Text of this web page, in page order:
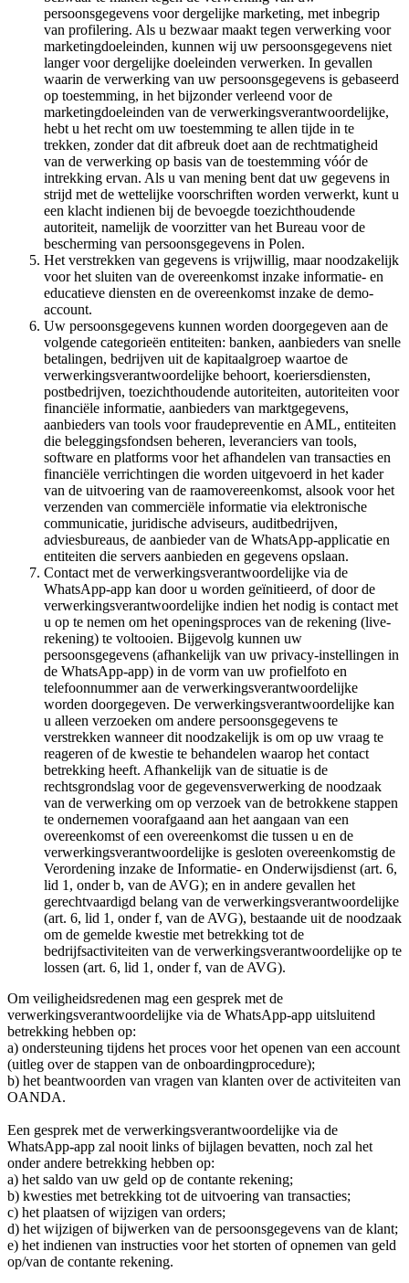
persoonsgegevens voor dergelijke marketing, met inbegrip
van profilering. Als u bezwaar maakt tegen verwerking voor
marketingdoeleinden, kunnen wij uw persoonsgegevens niet
langer voor dergelijke doeleinden verwerken. In gevallen
waarin de verwerking van uw persoonsgegevens is gebaseerd
op toestemming, in het bijzonder verleend voor de
marketingdoeleinden van de verwerkingsverantwoordelijke,
hebt u het recht om uw toestemming te allen tijde in te
trekken, zonder dat dit afbreuk doet aan de rechtmatigheid
van de verwerking op basis van de toestemming vóór de
intrekking ervan. Als u van mening bent dat uw gegevens in
strijd met de wettelijke voorschriften worden verwerkt, kunt u
een klacht indienen bij de bevoegde toezichthoudende
autoriteit, namelijk de voorzitter van het Bureau voor de
bescherming van persoonsgegevens in Polen.
Het verstrekken van gegevens is vrijwillig, maar noodzakelijk
voor het sluiten van de overeenkomst inzake informatie- en
educatieve diensten en de overeenkomst inzake de demo-
account.
Uw persoonsgegevens kunnen worden doorgegeven aan de
volgende categorieën entiteiten: banken, aanbieders van snelle
betalingen, bedrijven uit de kapitaalgroep waartoe de
verwerkingsverantwoordelijke behoort, koeriersdiensten,
postbedrijven, toezichthoudende autoriteiten, autoriteiten voor
financiële informatie, aanbieders van marktgegevens,
aanbieders van tools voor fraudepreventie en AML, entiteiten
die beleggingsfondsen beheren, leveranciers van tools,
software en platforms voor het afhandelen van transacties en
financiële verrichtingen die worden uitgevoerd in het kader
van de uitvoering van de raamovereenkomst, alsook voor het
verzenden van commerciële informatie via elektronische
communicatie, juridische adviseurs, auditbedrijven,
adviesbureaus, de aanbieder van de WhatsApp-applicatie en
entiteiten die servers aanbieden en gegevens opslaan.
Contact met de verwerkingsverantwoordelijke via de
WhatsApp-app kan door u worden geïnitieerd, of door de
verwerkingsverantwoordelijke indien het nodig is contact met
u op te nemen om het openingsproces van de rekening (live-
rekening) te voltooien. Bijgevolg kunnen uw
persoonsgegevens (afhankelijk van uw privacy-instellingen in
de WhatsApp-app) in de vorm van uw profielfoto en
telefoonnummer aan de verwerkingsverantwoordelijke
worden doorgegeven. De verwerkingsverantwoordelijke kan
u alleen verzoeken om andere persoonsgegevens te
verstrekken wanneer dit noodzakelijk is om op uw vraag te
reageren of de kwestie te behandelen waarop het contact
betrekking heeft. Afhankelijk van de situatie is de
rechtsgrondslag voor de gegevensverwerking de noodzaak
van de verwerking om op verzoek van de betrokkene stappen
te ondernemen voorafgaand aan het aangaan van een
overeenkomst of een overeenkomst die tussen u en de
verwerkingsverantwoordelijke is gesloten overeenkomstig de
Verordening inzake de Informatie- en Onderwijsdienst (art. 6,
lid 1, onder b, van de AVG); en in andere gevallen het
gerechtvaardigd belang van de verwerkingsverantwoordelijke
(art. 6, lid 1, onder f, van de AVG), bestaande uit de noodzaak
om de gemelde kwestie met betrekking tot de
bedrijfsactiviteiten van de verwerkingsverantwoordelijke op te
lossen (art. 6, lid 1, onder f, van de AVG).
Om veiligheidsredenen mag een gesprek met de
verwerkingsverantwoordelijke via de WhatsApp-app uitsluitend
betrekking hebben op:
a) ondersteuning tijdens het proces voor het openen van een account
(uitleg over de stappen van de onboardingprocedure);
b) het beantwoorden van vragen van klanten over de activiteiten van
OANDA.
Een gesprek met de verwerkingsverantwoordelijke via de
WhatsApp-app zal nooit links of bijlagen bevatten, noch zal het
onder andere betrekking hebben op:
a) het saldo van uw geld op de contante rekening;
b) kwesties met betrekking tot de uitvoering van transacties;
c) het plaatsen of wijzigen van orders;
d) het wijzigen of bijwerken van de persoonsgegevens van de klant;
e) het indienen van instructies voor het storten of opnemen van geld
op/van de contante rekening.